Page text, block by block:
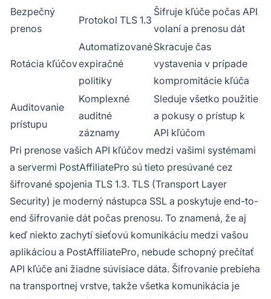
Bezpečný
prenos
Protokol TLS 1.3
Šifruje kľúče počas API
volaní a prenosu dát
Rotácia kľúčov
Automatizované
expiračné
politiky
Skracuje čas
vystavenia v prípade
kompromitácie kľúča
Auditovanie
prístupu
Komplexné
auditné
záznamy
Sleduje všetko použitie
a pokusy o prístup k
API kľúčom
Pri prenose vašich API kľúčov medzi vašimi systémami
a servermi PostAffiliatePro sú tieto presúvané cez
šifrované spojenia TLS 1.3. TLS (Transport Layer
Security) je moderný nástupca SSL a poskytuje end-to-
end šifrovanie dát počas prenosu. To znamená, že aj
keď niekto zachytí sieťovú komunikáciu medzi vašou
aplikáciou a PostAffiliatePro, nebude schopný prečítať
API kľúče ani žiadne súvisiace dáta. Šifrovanie prebieha
na transportnej vrstve, takže všetka komunikácia je